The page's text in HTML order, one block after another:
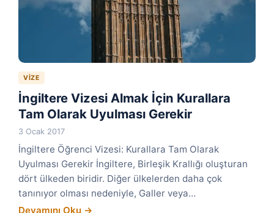
VIZE
İngiltere Vizesi Almak İçin Kurallara
Tam Olarak Uyulması Gerekir
3 Ocak 2017
İngiltere Öğrenci Vizesi: Kurallara Tam Olarak
Uyulması Gerekir İngiltere, Birleşik Krallığı oluşturan
dört ülkeden biridir. Diğer ülkelerden daha çok
tanınıyor olması nedeniyle, Galler veya…
Devamını Oku →